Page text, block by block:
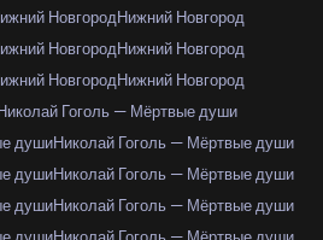
НовгородНижний Новгород
НовгородНижний Новгород
НовгородНижний Новгород
Гоголь — Мёртвые души
душиНиколай Гоголь — Мёртвые души
душиНиколай Гоголь — Мёртвые души
душиНиколай Гоголь — Мёртвые души